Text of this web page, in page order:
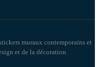
muraux contemporains et
et de la décoration